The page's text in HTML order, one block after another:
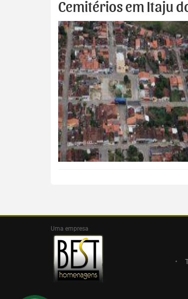
Cemitérios em Itaju
Uma empresa